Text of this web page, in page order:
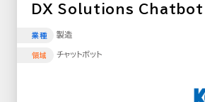
DX Solutions Chatbot
業種 製造
領域 チャットボット